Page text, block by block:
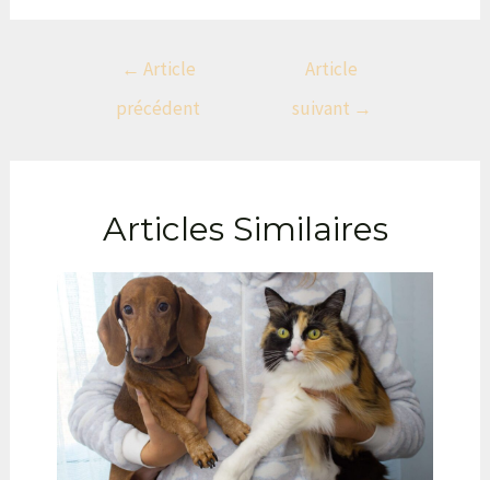
← Article
précédent
Article
suivant →
Articles Similaires